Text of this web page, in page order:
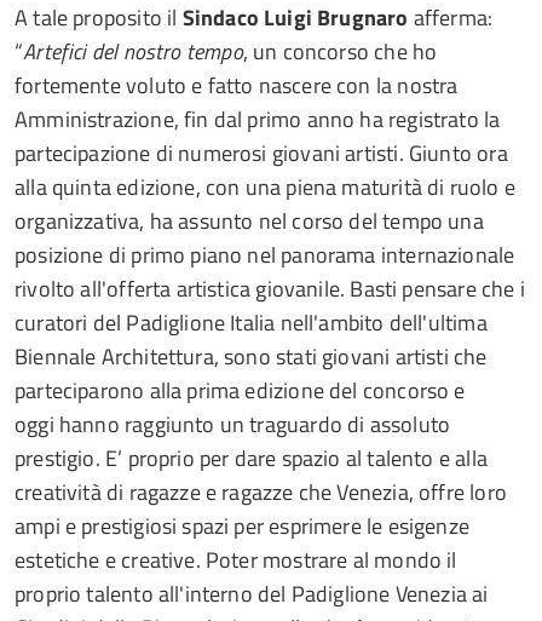
A tale proposito il Sindaco Luigi Brugnaro afferma:
“Artefici del nostro tempo, un concorso che ho
fortemente voluto e fatto nascere con la nostra
Amministrazione, fin dal primo anno ha registrato la
partecipazione di numerosi giovani artisti. Giunto ora
alla quinta edizione, con una piena maturità di ruolo e
organizzativa, ha assunto nel corso del tempo una
posizione di primo piano nel panorama internazionale
rivolto all'offerta artistica giovanile. Basti pensare che i
curatori del Padiglione Italia nell'ambito dell'ultima
Biennale Architettura, sono stati giovani artisti che
parteciparono alla prima edizione del concorso e
oggi hanno raggiunto un traguardo di assoluto
prestigio. E’ proprio per dare spazio al talento e alla
creatività di ragazze e ragazze che Venezia, offre loro
ampi e prestigiosi spazi per esprimere le esigenze
estetiche e creative. Poter mostrare al mondo il
proprio talento all'interno del Padiglione Venezia ai